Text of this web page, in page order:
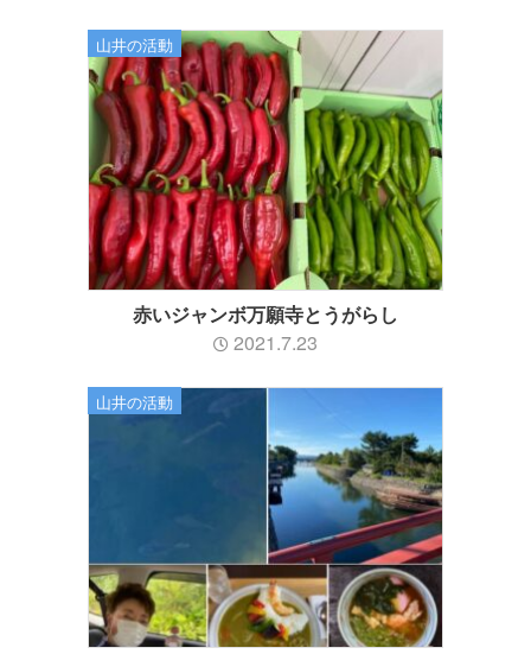
山井の活動
赤いジャンボ万願寺とうがらし
2021.7.23
山井の活動